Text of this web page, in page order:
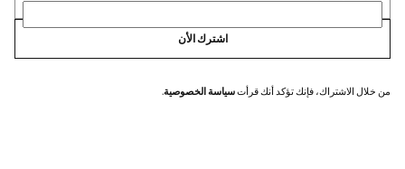
اشترك الأن
من خلال الاشتراك، فإنك تؤكد أنك قرأتسياسة الخصوصية.